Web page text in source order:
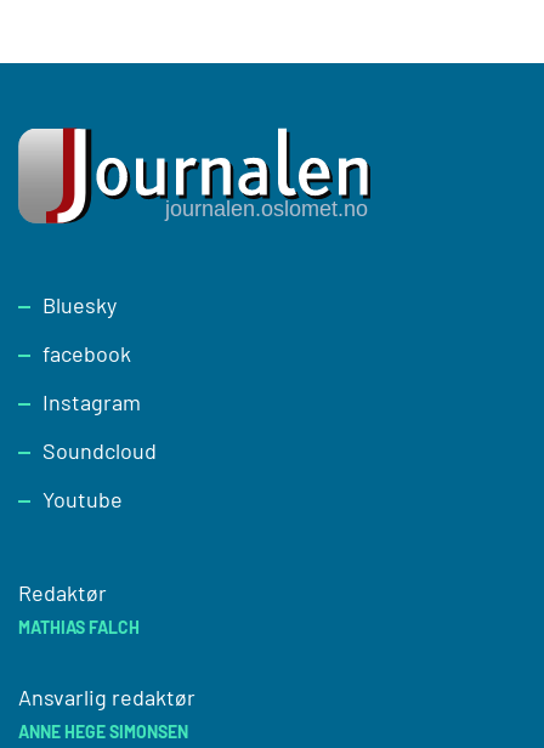
Footer
Bluesky
facebook
Instagram
Soundcloud
Youtube
Redaktør
MATHIAS FALCH
Ansvarlig redaktør
ANNE HEGE SIMONSEN